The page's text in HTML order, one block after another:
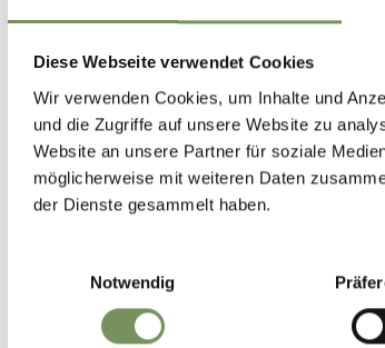
Diese Webseite verwendet Cookies
Wir verwenden Cookies, um Inhalte und
und die Zugriffe auf unsere Website zu
Website an unsere Partner für soziale
möglicherweise mit weiteren Daten
der Dienste gesammelt haben.
Notwendig
hinzufügen und unter
nussiger Duft entsteht.
Gemüsebrühe aufgießen
entstehen, die Suppe
köcheln lassen. Zum
abschmecken und heiß